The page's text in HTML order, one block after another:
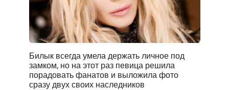
Билык всегда умела держать личное под
замком, но на этот раз певица решила
порадовать фанатов и выложила фото
сразу двух своих наследников